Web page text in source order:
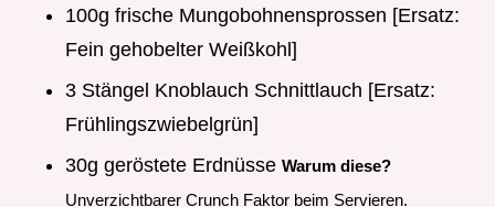
100g frische Mungobohnensprossen [Ersatz:
Fein gehobelter Weißkohl]
3 Stängel Knoblauch Schnittlauch [Ersatz:
Frühlingszwiebelgrün]
30g geröstete Erdnüsse Warum diese?
Unverzichtbarer Crunch Faktor beim Servieren.